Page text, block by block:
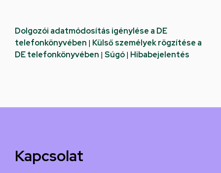
Dolgozói adatmódosítás igénylése a DE
telefonkönyvében | Külső személyek rögzítése a
DE telefonkönyvében | Súgó| Hibabejelentés
Kapcsolat